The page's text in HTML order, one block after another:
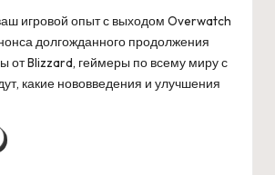
игровой опыт с выходом Overwatch
долгожданного продолжения
от Blizzard, геймеры по всему миру с
какие нововведения и улучшения